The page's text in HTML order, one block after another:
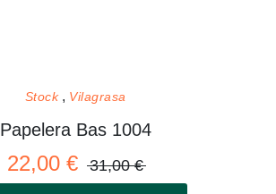
Stock Vilagrasa
Papelera Bas 1004
22,00 € 31,00 €